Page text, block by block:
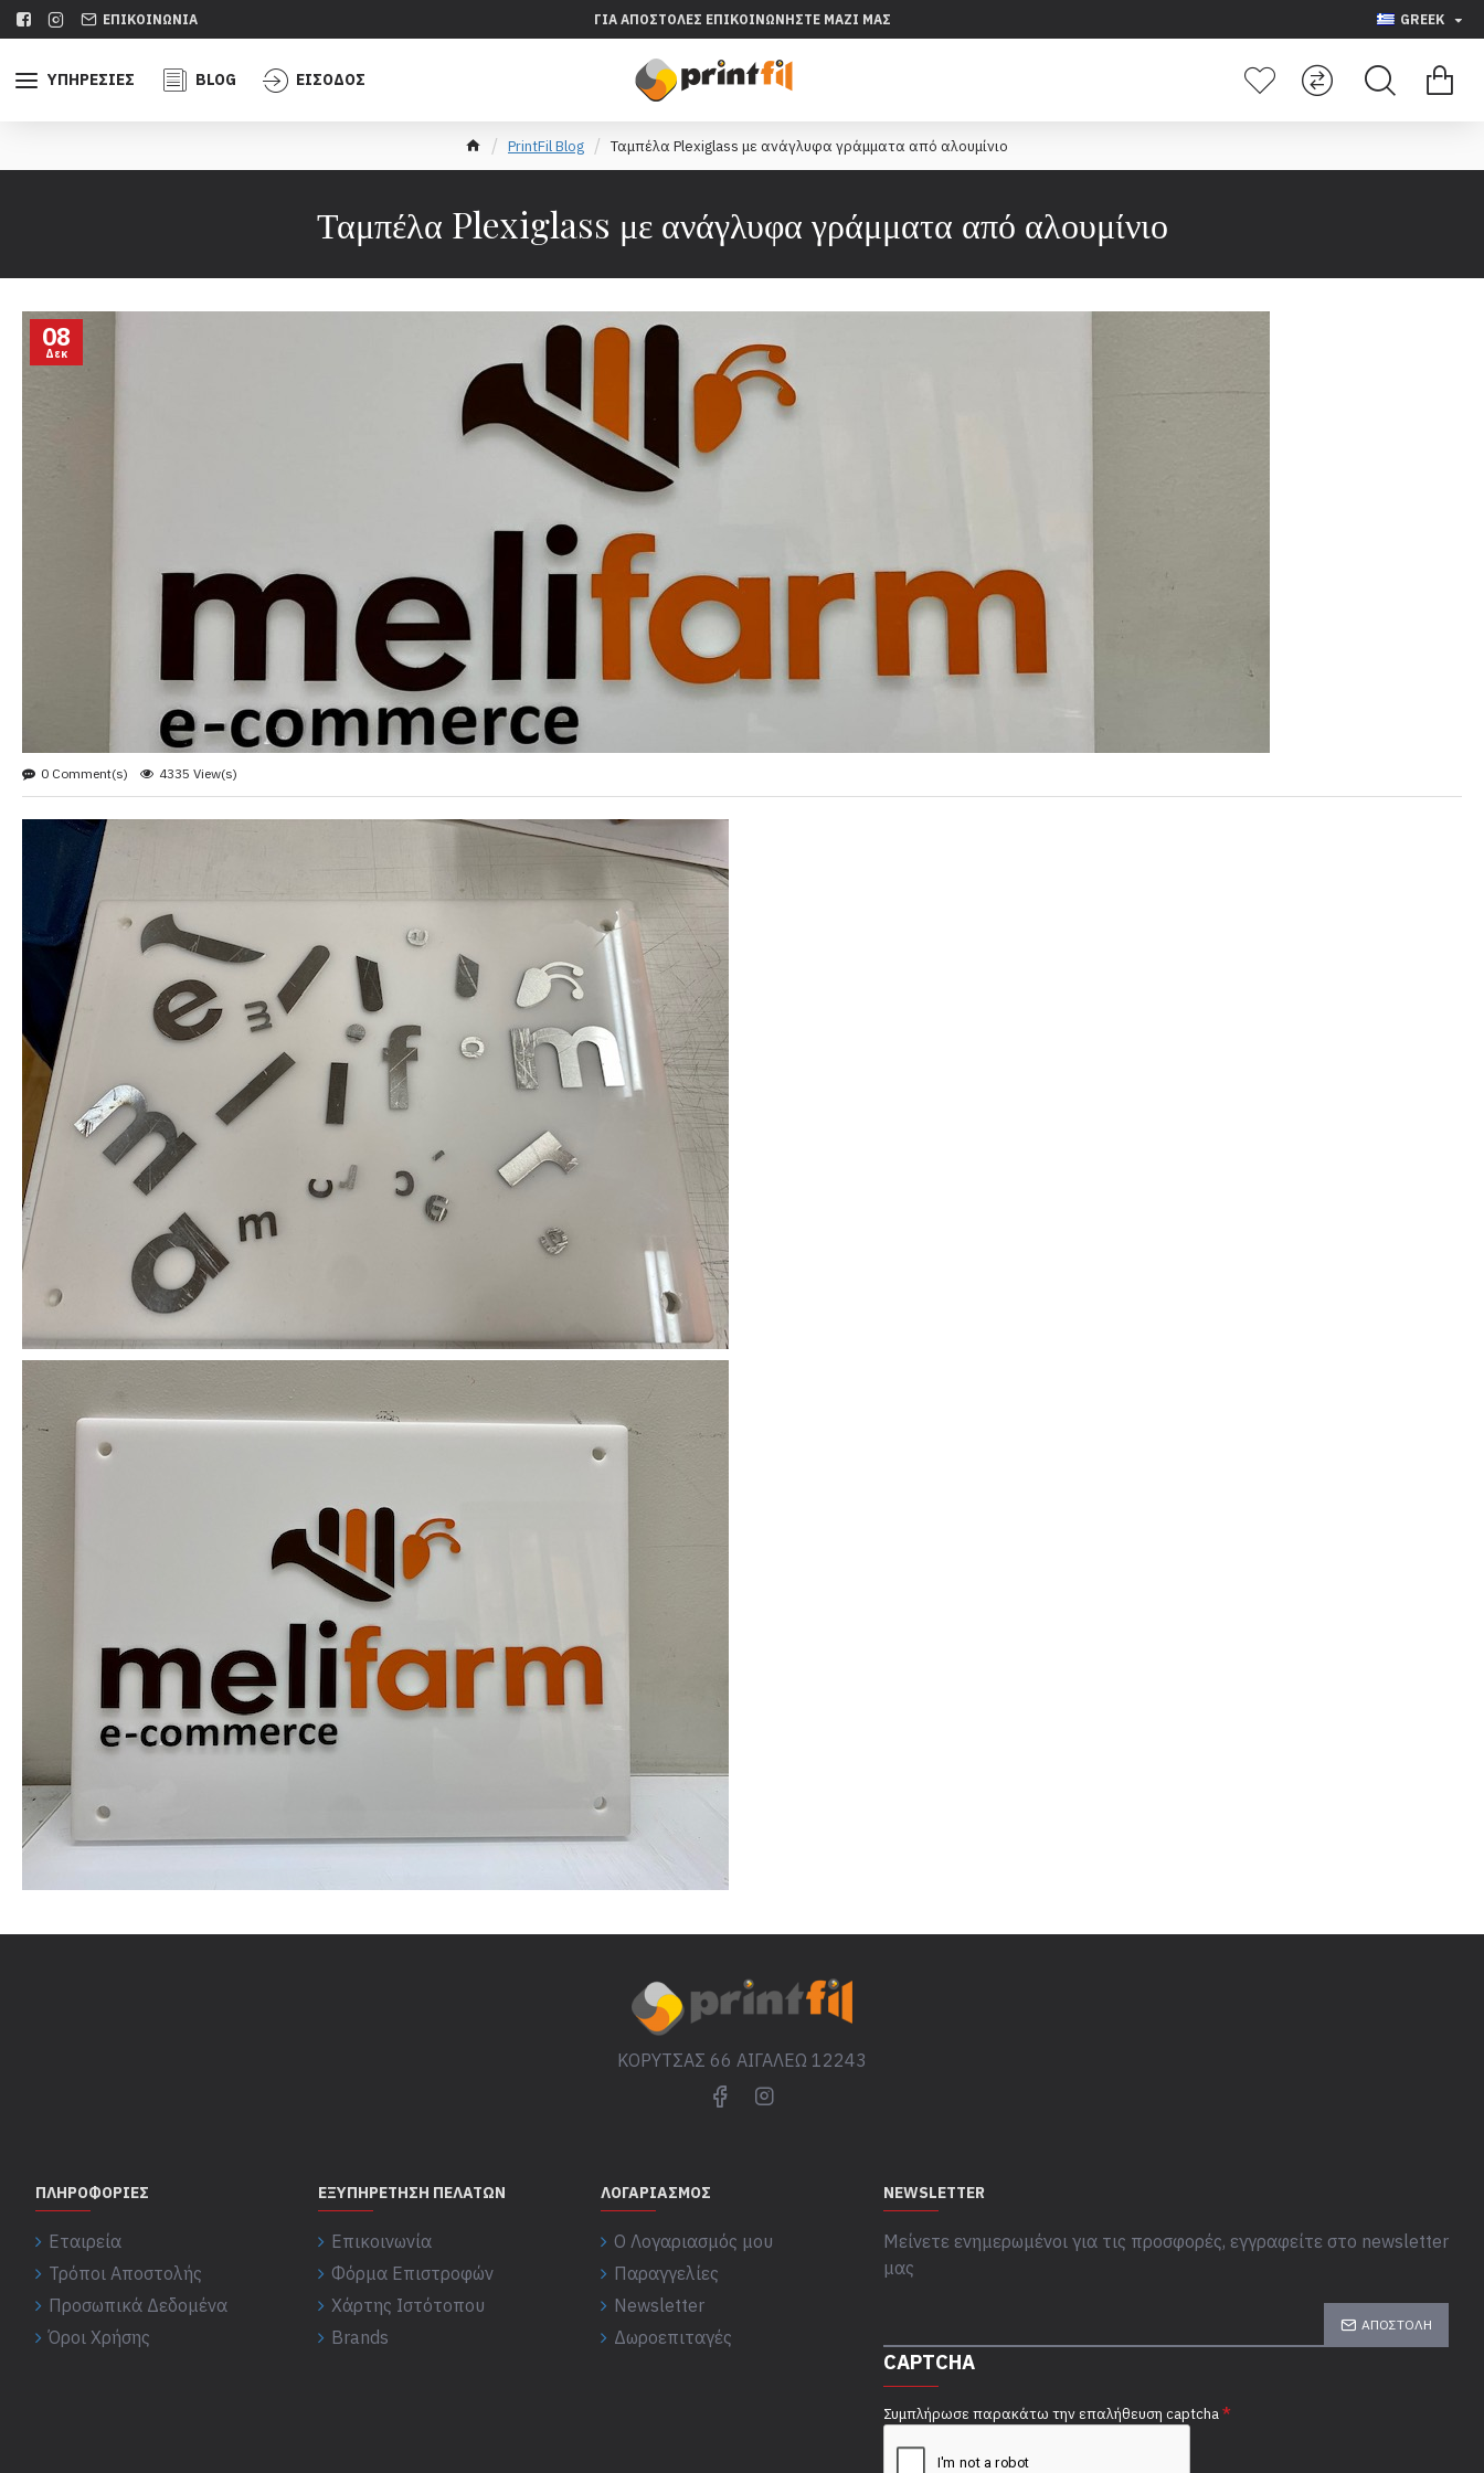
ΕΠΙΚΟΙΝΩΝΊΑ ΓΙΑ ΑΠΟΣΤΟΛΈΣ ΕΠΙΚΟΙΝΩΝΉΣΤΕ ΜΑΖΊ ΜΑΣ GREEK
ΥΠΗΡΕΣΊΕΣ BLOG ΕΊΣΟΔΟΣ
PrintFil Blog Ταμπέλα Plexiglass με ανάγλυφα γράμματα από αλουμίνιο
Ταμπέλα Plexiglass με ανάγλυφα γράμματα από αλουμίνιο
08
Δεκ
0 Comment(s) 4335 View(s)
ΚΟΡΥΤΣΑΣ 66 ΑΙΓΑΛΕΩ 12243
ΠΛΗΡΟΦΟΡΊΕΣ
Εταιρεία
Τρόποι Αποστολής
Προσωπικά Δεδομένα
Όροι Χρήσης
ΕΞΥΠΗΡΈΤΗΣΗ ΠΕΛΑΤΏΝ
Επικοινωνία
Φόρμα Επιστροφών
Χάρτης Ιστότοπου
Brands
ΛΟΓΑΡΙΑΣΜΌΣ
Ο Λογαριασμός μου
Παραγγελίες
Newsletter
Δωροεπιταγές
NEWSLETTER
Μείνετε ενημερωμένοι για τις προσφορές, εγγραφείτε στο newsletter
μας
ΑΠΟΣΤΟΛΉ
CAPTCHA
Συμπλήρωσε παρακάτω την επαλήθευση captcha